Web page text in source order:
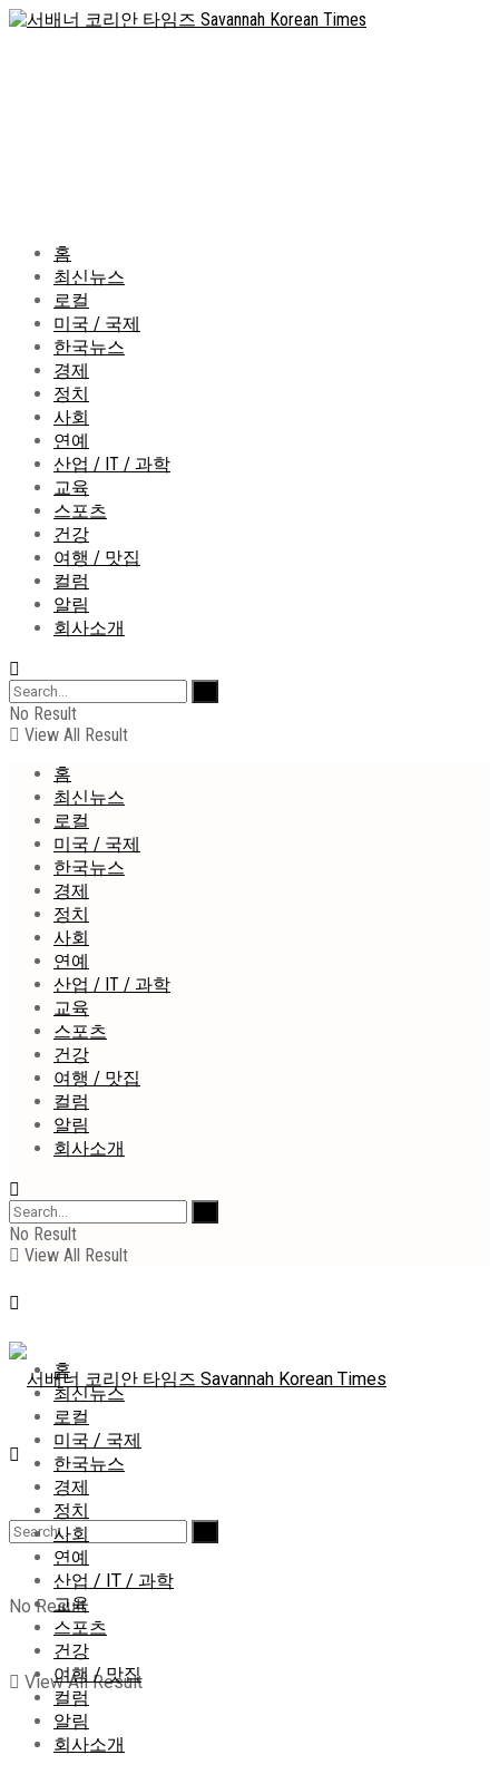
홈
최신뉴스
로컬
미국 / 국제
한국뉴스
경제
정치
사회
연예
산업 / IT / 과학
교육
스포츠
건강
여행 / 맛집
컬럼
알림
회사소개
No Result
View All Result
홈
최신뉴스
로컬
미국 / 국제
한국뉴스
경제
정치
사회
연예
산업 / IT / 과학
교육
스포츠
건강
여행 / 맛집
컬럼
알림
회사소개
No Result
View All Result
No Result
View All Result
홈
최신뉴스
로컬
미국 / 국제
한국뉴스
경제
정치
사회
연예
산업 / IT / 과학
교육
스포츠
건강
여행 / 맛집
컬럼
알림
회사소개